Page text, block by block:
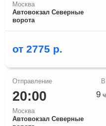
Москва
Автовокзал Северные
ворота
от 2775 р.
20:00
Москва
Автовокзал Северные
9ч